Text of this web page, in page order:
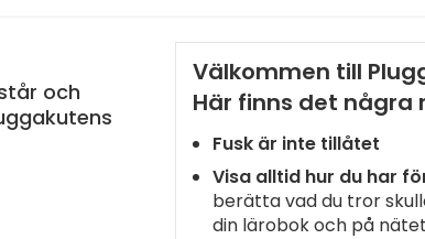
och
Välkommen till
Här finns det några
Fusk är inte tillåtet
Visa alltid hur du har
berätta vad du tror
din lärobok och på